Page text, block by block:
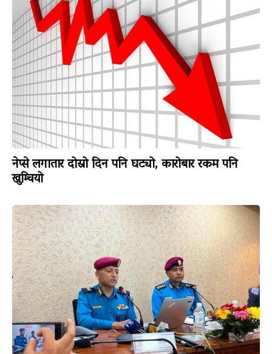
नेप्से लगातार दोस्रो दिन पनि घट्यो, कारोबार रकम पनि
खुम्चियो